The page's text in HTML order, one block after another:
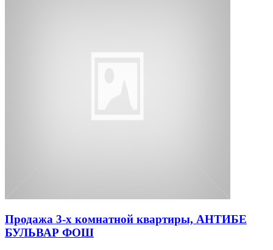
Продажа 3-х комнатной квартиры, АНТИБЕ
БУЛЬВАР ФОШ